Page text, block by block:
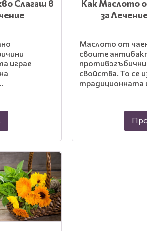
Слагаш в
играе
Как Маслото
за
Маслото от
своите
свойства. То се
традиционната и